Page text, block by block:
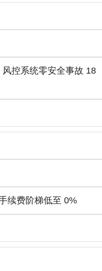
控系统零安全事故 18
续费阶梯低至 0%